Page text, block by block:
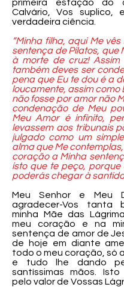
primeira estação do
Calvário, Vos suplico,
verdadeira ciência.
“Minha filha, aqui Me
sentença de Pilatos, que
à morte de cruz! Assim
também deves ser
pena que Eu te dou é a
loucamente, assim como
não fosse por amor não
condenação de Meu
Meu Amor é infinito,
levassem aos tribunais
julgado como um
alma que Me
coração a Minha
isto que te peço, porque
poderás chegar à
Meu Senhor e Meu
agradecer-Vos tanta
minha Mãe das
meu coração e na
sentença de amor de
de hoje em diante
todo o meu coração, só
e tudo lhe dando
santíssimas mãos. Isto
pelo valor de Vossas